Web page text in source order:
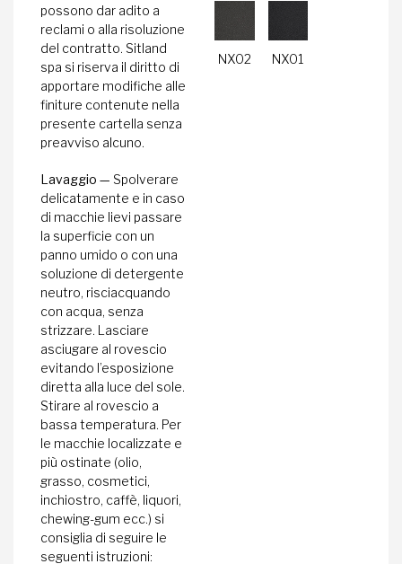
possono dar adito a
reclami o alla risoluzione
del contratto. Sitland
spa si riserva il diritto di
apportare modifiche alle
finiture contenute nella
presente cartella senza
preavviso alcuno.
Lavaggio — Spolverare
delicatamente e in caso
di macchie lievi passare
la superficie con un
panno umido o con una
soluzione di detergente
neutro, risciacquando
con acqua, senza
strizzare. Lasciare
asciugare al rovescio
evitando l’esposizione
diretta alla luce del sole.
Stirare al rovescio a
bassa temperatura. Per
le macchie localizzate e
più ostinate (olio,
grasso, cosmetici,
inchiostro, caffè, liquori,
chewing-gum ecc.) si
consiglia di seguire le
seguenti istruzioni:
NX02 NX01